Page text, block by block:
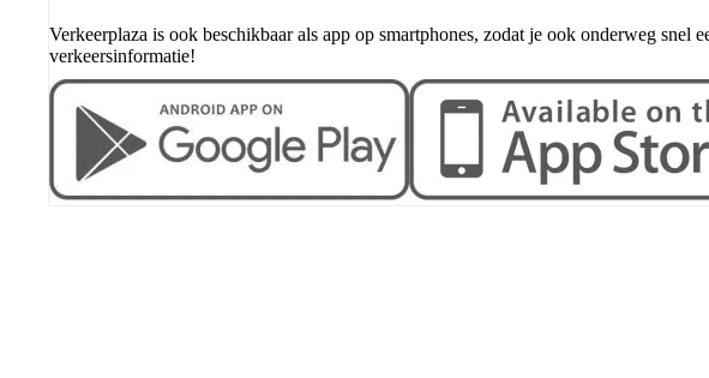
Verkeerplaza is ook beschikbaar als app op smartphones, zodat je ook onderweg snel
verkeersinformatie!